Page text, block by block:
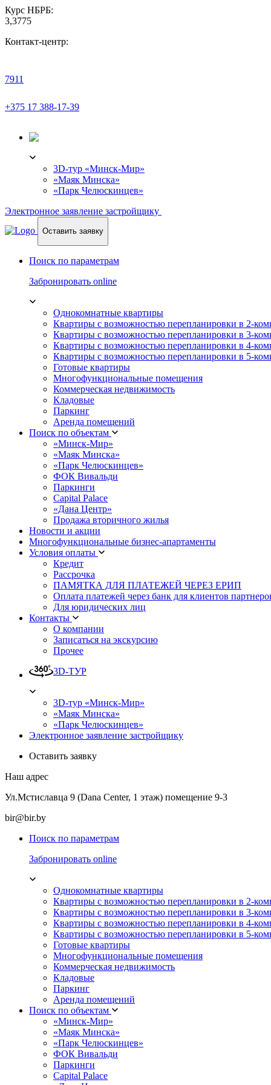
Курс НБРБ:
3,3775
Контакт-центр:
7911
+375 17 388-17-39
3D-тур «Минск-Мир»
«Маяк Минска»
«Парк Челюскинцев»
Электронное заявление застройщику
Оставить заявку
Поиск по параметрам
Забронировать online
Однокомнатные квартиры
Квартиры с возможностью перепланировки в 2-
Квартиры с возможностью перепланировки в 3-
Квартиры с возможностью перепланировки в 4-
Квартиры с возможностью перепланировки в 5-
Готовые квартиры
Многофункциональные помещения
Коммерческая недвижимость
Кладовые
Паркинг
Аренда помещений
Поиск по объектам
«Минск-Мир»
«Маяк Минска»
«Парк Челюскинцев»
ФОК Вивальди
Паркинги
Capital Palace
«Дана Центр»
Продажа вторичного жилья
Новости и акции
Многофункциональные бизнес-апартаменты
Условия оплаты
Кредит
Рассрочка
ПАМЯТКА ДЛЯ ПЛАТЕЖЕЙ ЧЕРЕЗ ЕРИП
Оплата платежей через банк для клиентов
Для юридических лиц
Контакты
О компании
Записаться на экскурсию
Прочее
3D-ТУР
3D-тур «Минск-Мир»
«Маяк Минска»
«Парк Челюскинцев»
Электронное заявление застройщику
Оставить заявку
Наш адрес
Ул.Мстиславца 9 (Dana Center, 1 этаж) помещение 9-3
bir@bir.by
Поиск по параметрам
Забронировать online
Однокомнатные квартиры
Квартиры с возможностью перепланировки в 2-
Квартиры с возможностью перепланировки в 3-
Квартиры с возможностью перепланировки в 4-
Квартиры с возможностью перепланировки в 5-
Готовые квартиры
Многофункциональные помещения
Коммерческая недвижимость
Кладовые
Паркинг
Аренда помещений
Поиск по объектам
«Минск-Мир»
«Маяк Минска»
«Парк Челюскинцев»
ФОК Вивальди
Паркинги
Capital Palace